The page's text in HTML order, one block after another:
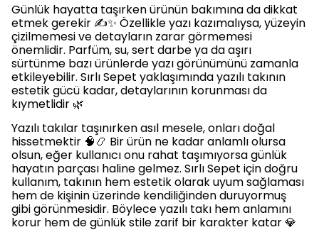
Günlük hayatta taşırken ürünün bakımına da dikkat
etmek gerekir ✍️✨ Özellikle yazı kazımalıysa, yüzeyin
çizilmemesi ve detayların zarar görmemesi
önemlidir. Parfüm, su, sert darbe ya da aşırı
sürtünme bazı ürünlerde yazı görünümünü zamanla
etkileyebilir. Sırlı Sepet yaklaşımında yazılı takının
estetik gücü kadar, detaylarının korunması da
kıymetlidir 🌿
Yazılı takılar taşınırken asıl mesele, onları doğal
hissetmektir 🧠📿 Bir ürün ne kadar anlamlı olursa
olsun, eğer kullanıcı onu rahat taşımıyorsa günlük
hayatın parçası haline gelmez. Sırlı Sepet için doğru
kullanım, takının hem estetik olarak uyum sağlaması
hem de kişinin üzerinde kendiliğinden duruyormuş
gibi görünmesidir. Böylece yazılı takı hem anlamını
korur hem de günlük stile zarif bir karakter katar 💎